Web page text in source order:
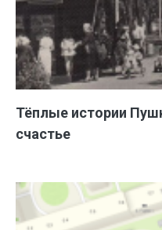
Тёплые истории
счастье